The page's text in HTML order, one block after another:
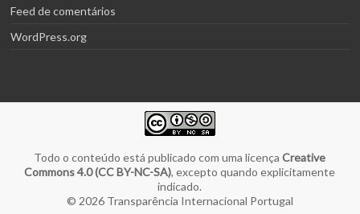
Feed de comentários
WordPress.org
Todo o conteúdo está publicado com uma licençaCreative
Commons 4.0 (CC BY-NC-SA), excepto quando explicitamente
indicado.
© 2026 Transparência Internacional Portugal